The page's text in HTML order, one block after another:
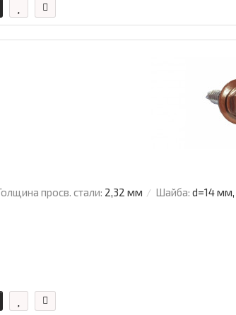
просв. стали: 2,32 мм Шайба: d=14 мм,